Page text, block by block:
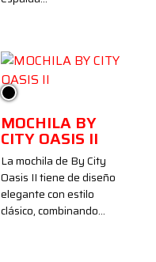
Negro
MOCHILA BY
CITY OASIS II
La mochila de By City
Oasis II tiene de diseño
elegante con estilo
clásico, combinando…